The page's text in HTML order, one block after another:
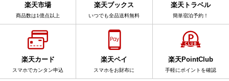
楽天市場
商品数は1億点以上
楽天ブックス
いつでも全品送料無料
楽天トラベル
簡単宿泊予約！
楽天カード
スマホでカンタン申込
楽天ペイ
スマホをお財布に
楽天PointClub
手軽にポイントを確認